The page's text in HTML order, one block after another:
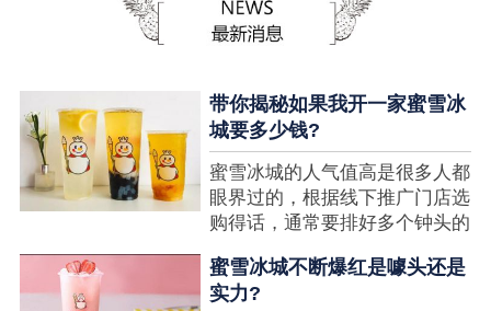
带你揭秘如果我开一家蜜雪冰
城要多少钱?
蜜雪冰城的人气值高是很多人都
眼界过的，根据线下推广门店选
购得话，通常要排好多个钟头的
想要排长队，为的便是那一杯令
人挂念的蜜雪冰城。顾客喜爱的
蜜雪冰城不断爆红是噱头还是
实力?